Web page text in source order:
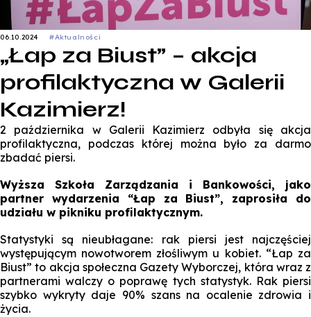
06.10.2024 #Aktualności
„Łap za Biust” – akcja
profilaktyczna w Galerii
Kazimierz!
2 października w Galerii Kazimierz odbyła się akcja
profilaktyczna, podczas której można było za darmo
zbadać piersi.
Wyższa Szkoła Zarządzania i Bankowości, jako
partner wydarzenia “Łap za Biust”, zaprosiła do
udziału w pikniku profilaktycznym.
Statystyki są nieubłagane: rak piersi jest najczęściej
występującym nowotworem złośliwym u kobiet. “Łap za
Biust” to akcja społeczna Gazety Wyborczej, która wraz z
partnerami walczy o poprawę tych statystyk. Rak piersi
szybko wykryty daje 90% szans na ocalenie zdrowia i
życia.